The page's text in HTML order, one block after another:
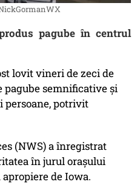
pagube în centrul
lovit vineri de zeci de
pagube semnificative și
persoane, potrivit
(NWS) a înregistrat
în jurul oraşului
de Iowa.